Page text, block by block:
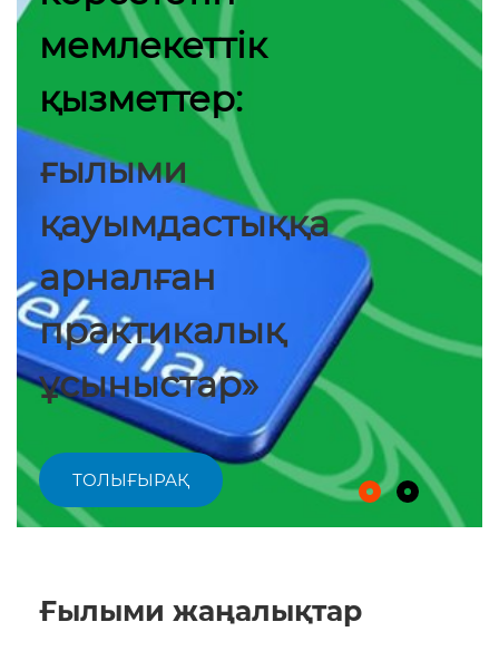
мемлекеттік
қызметтер:
ғылыми
қауымдастыққа
арналған
практикалық
ұсыныстар»
ТОЛЫҒЫРАҚ
Ғылыми жаңалықтар